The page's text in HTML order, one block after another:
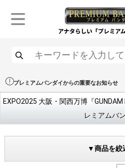
プレミアムバンダイからの重要なお知らせ
EXPO2025 大阪・関西万博『GUNDAM
レミアムバ
▼商品を絞